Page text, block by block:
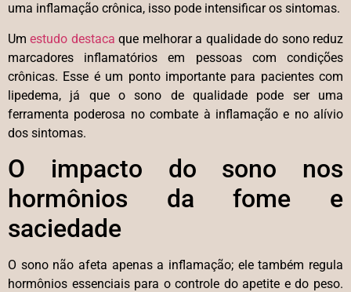
uma inflamação crônica, isso pode intensificar os sintomas.
Umestudo destaca que melhorar a qualidade do sono reduz
marcadores inflamatórios em pessoas com condições
crônicas. Esse é um ponto importante para pacientes com
lipedema, já que o sono de qualidade pode ser uma
ferramenta poderosa no combate à inflamação e no alívio
dos sintomas.
O impacto do sono nos
hormônios da fome e
saciedade
O sono não afeta apenas a inflamação; ele também regula
hormônios essenciais para o controle do apetite e do peso.